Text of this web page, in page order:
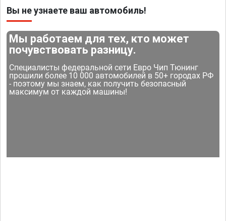
Вы не узнаете ваш автомобиль!
Мы работаем для тех, кто может
почувствовать разницу.
Специалисты федеральной сети Евро Чип Тюнинг
прошили более 10 000 автомобилей в 50+ городах РФ
- поэтому мы знаем, как получить безопасный
максимум от каждой машины!